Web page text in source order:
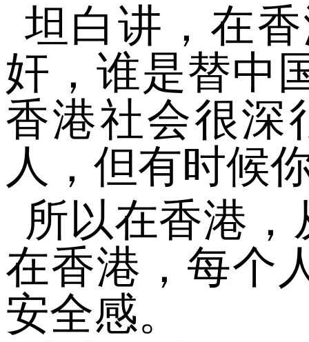
坦白讲，在
奸，谁是替中
香港社会很深
人，但有时候
所以在香港
在香港，每个
安全感。